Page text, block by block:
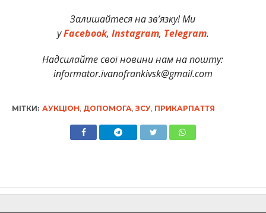
Залишайтеся на зв’язку! Ми
уFacebook, Instagram, Telegram.
Надсилайте свої новини нам на пошту:
informator.ivanofrankivsk@gmail.com
МІТКИ: АУКЦІОН ДОПОМОГА ЗСУ, ПРИКАРПАТТЯ